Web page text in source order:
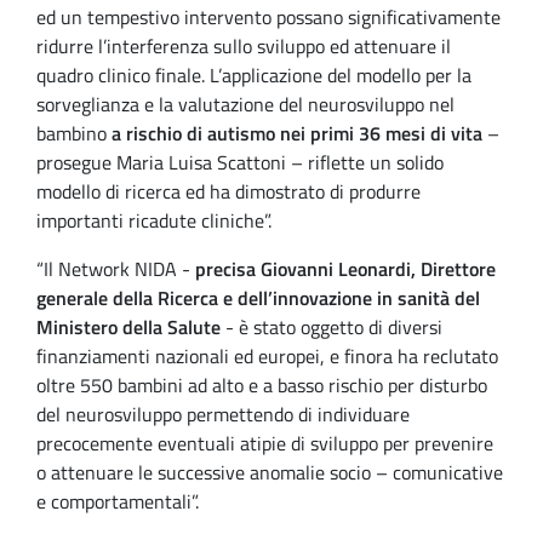
ed un tempestivo intervento possano significativamente
ridurre l’interferenza sullo sviluppo ed attenuare il
quadro clinico finale. L’applicazione del modello per la
sorveglianza e la valutazione del neurosviluppo nel
bambinoa rischio di autismo nei primi 36 mesi di vita –
prosegue Maria Luisa Scattoni – riflette un solido
modello di ricerca ed ha dimostrato di produrre
importanti ricadute cliniche”.
“Il Network NIDA - precisa Giovanni Leonardi, Direttore
generale della Ricerca e dell’innovazione in sanità del
Ministero della Salute - è stato oggetto di diversi
finanziamenti nazionali ed europei, e finora ha reclutato
oltre 550 bambini ad alto e a basso rischio per disturbo
del neurosviluppo permettendo di individuare
precocemente eventuali atipie di sviluppo per prevenire
o attenuare le successive anomalie socio – comunicative
e comportamentali”.